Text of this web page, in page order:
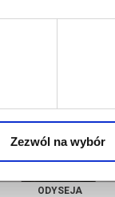
Zezwól na wybór
ODYSEJA